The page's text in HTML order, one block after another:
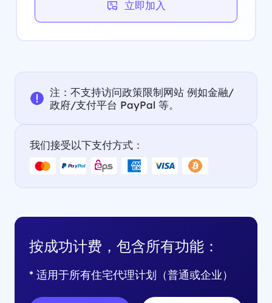
立即加入
注：不支持访问政策限制网站 例如金融/
政府/支付平台 PayPal 等。
我们接受以下支付方式：
按成功计费，包含所有功能：
* 适用于所有住宅代理计划（普通或企业）